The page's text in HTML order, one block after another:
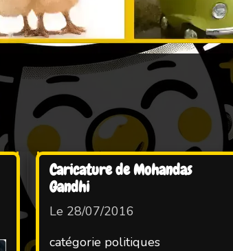
Caricature de Mohandas
Gandhi
Le 28/07/2016
catégorie politiques